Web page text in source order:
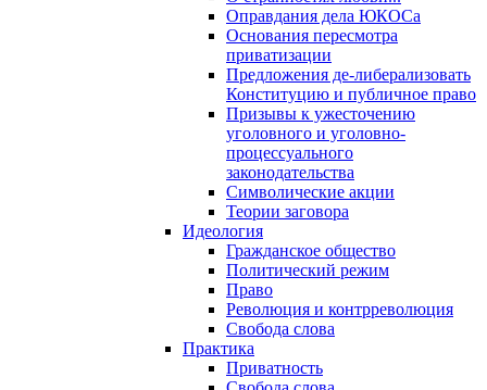
Оправдания дела ЮКОСа
Основания пересмотра
приватизации
Предложения де-либерализовать
Конституцию и публичное право
Призывы к ужесточению
уголовного и уголовно-
процессуального
законодательства
Символические акции
Теории заговора
Идеология
Гражданское общество
Политический режим
Право
Революция и контрреволюция
Свобода слова
Практика
Приватность